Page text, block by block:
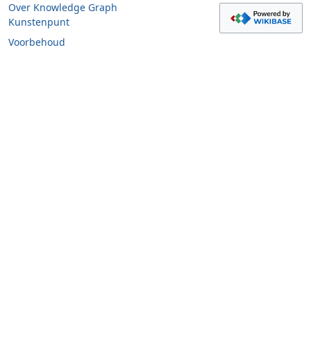
Over Knowledge Graph
Kunstenpunt
Voorbehoud